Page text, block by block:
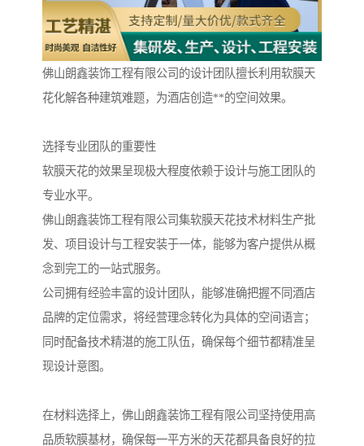
佛山朗鑫装饰工程有限公司的设计团队擅长利用软膜天
花化解各种建筑难题，为酒店创造**的空间效果。
选择专业团队的重要性
软膜天花的效果呈现极大程度依赖于设计与施工团队的
专业水平。
佛山朗鑫装饰工程有限公司集软膜天花技术材料生产批
发、项目设计与工程安装于一体，能够为客户提供从概
念到完工的一站式服务。
公司拥有经验丰富的设计团队，能够准确把握不同酒店
品牌的定位需求，将经营理念转化为具体的空间语言；
同时配备技术精湛的施工队伍，确保每个细节都精准呈
现设计意图。
在材料选择上，佛山朗鑫装饰工程有限公司坚持使用高
品质软膜基材，确保每一平方米的天花都具备良好的拉